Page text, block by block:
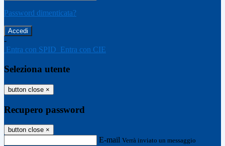
Password dimenticata?
-
Entra con SPID Entra con CIE
Seleziona utente
button close ×
Recupero password
button close ×
E-mail Verrà inviato un messaggio